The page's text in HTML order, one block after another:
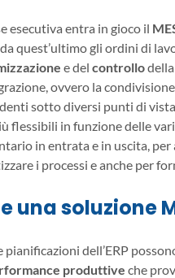
esecutiva entra in gioco il
quest’ultimo gli ordini di
e del controllodella
ovvero la
sotto diversi punti di
flessibili in funzione delle
in entrata e in uscita,
i processi e anche per
una soluzione
pianificazioni dell’ERP
produttive che